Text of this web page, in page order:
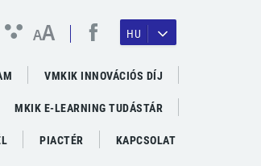
AA HU
VMKIK INNOVÁCIÓS DÍJ
MKIK E-LEARNING TUDÁSTÁR
PIACTÉR KAPCSOLAT